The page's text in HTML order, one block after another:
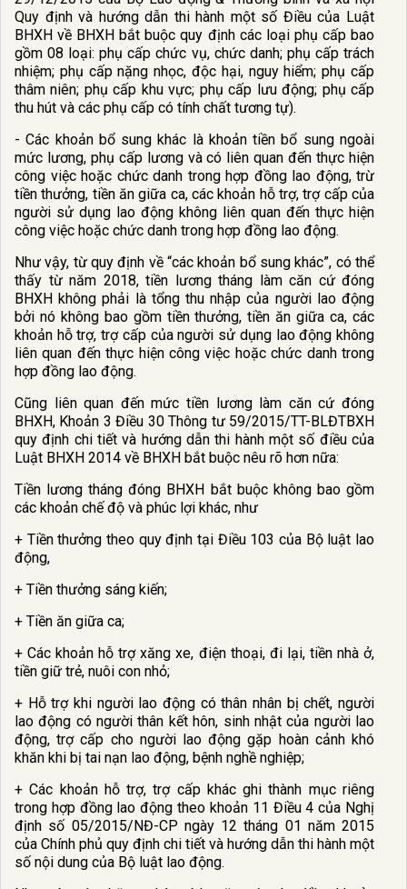
Quy định và hướng dẫn thi hành một số Điều của Luật
BHXH về BHXH bắt buộc quy định các loại phụ cấp bao
gồm 08 loại: phụ cấp chức vụ, chức danh; phụ cấp trách
nhiệm; phụ cấp nặng nhọc, độc hại, nguy hiểm; phụ cấp
thâm niên; phụ cấp khu vực; phụ cấp lưu động; phụ cấp
thu hút và các phụ cấp có tính chất tương tự).
- Các khoản bổ sung khác là khoản tiền bổ sung ngoài
mức lương, phụ cấp lương và có liên quan đến thực hiện
công việc hoặc chức danh trong hợp đồng lao động, trừ
tiền thưởng, tiền ăn giữa ca, các khoản hỗ trợ, trợ cấp của
người sử dụng lao động không liên quan đến thực hiện
công việc hoặc chức danh trong hợp đồng lao động.
Như vậy, từ quy định về “các khoản bổ sung khác”, có thể
thấy từ năm 2018, tiền lương tháng làm căn cứ đóng
BHXH không phải là tổng thu nhập của người lao động
bởi nó không bao gồm tiền thưởng, tiền ăn giữa ca, các
khoản hỗ trợ, trợ cấp của người sử dụng lao động không
liên quan đến thực hiện công việc hoặc chức danh trong
hợp đồng lao động.
Cũng liên quan đến mức tiền lương làm căn cứ đóng
BHXH, Khoản 3 Điều 30 Thông tư 59/2015/TT-BLĐTBXH
quy định chi tiết và hướng dẫn thi hành một số điều của
Luật BHXH 2014 về BHXH bắt buộc nêu rõ hơn nữa:
Tiền lương tháng đóng BHXH bắt buộc không bao gồm
các khoản chế độ và phúc lợi khác, như
+ Tiền thưởng theo quy định tại Điều 103 của Bộ luật lao
động,
+ Tiền thưởng sáng kiến;
+ Tiền ăn giữa ca;
+ Các khoản hỗ trợ xăng xe, điện thoại, đi lại, tiền nhà ở,
tiền giữ trẻ, nuôi con nhỏ;
+ Hỗ trợ khi người lao động có thân nhân bị chết, người
lao động có người thân kết hôn, sinh nhật của người lao
động, trợ cấp cho người lao động gặp hoàn cảnh khó
khăn khi bị tai nạn lao động, bệnh nghề nghiệp;
+ Các khoản hỗ trợ, trợ cấp khác ghi thành mục riêng
trong hợp đồng lao động theo khoản 11 Điều 4 của Nghị
định số 05/2015/NĐ-CP ngày 12 tháng 01 năm 2015
của Chính phủ quy định chi tiết và hướng dẫn thi hành một
số nội dung của Bộ luật lao động.